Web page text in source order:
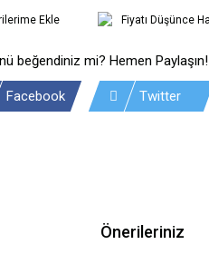
Fiyatı Düşünce
beğendiniz mi? Hemen Paylaşın!
Facebook Twitter
Önerileriniz